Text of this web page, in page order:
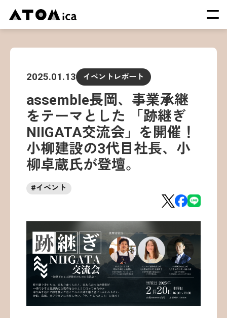
会社概要
サービス
運営施設一覧
ニュース
イベント
採用情報
お問い合わせ
2025.01.13 イベントレポート
assemble長岡、事業承継
をテーマとした 「跡継ぎ
NIIGATA交流会」を開催！
小柳建設の3代目社長、小
柳卓蔵氏が登壇。
#イベント